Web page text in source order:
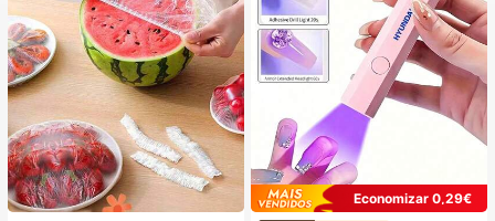
Economizar 0,29€